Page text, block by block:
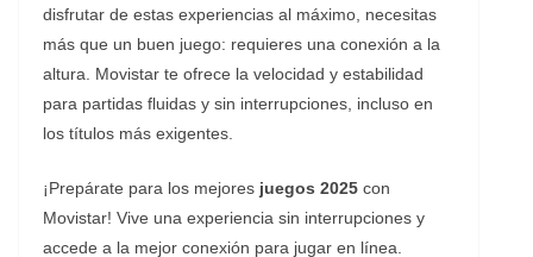
disfrutar de estas experiencias al máximo, necesitas
más que un buen juego: requieres una conexión a la
altura. Movistar te ofrece la velocidad y estabilidad
para partidas fluidas y sin interrupciones, incluso en
los títulos más exigentes.
¡Prepárate para los mejores juegos 2025 con
Movistar! Vive una experiencia sin interrupciones y
accede a la mejor conexión para jugar en línea.